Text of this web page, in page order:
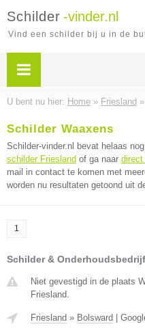
Schilder -vinder.nl
Vind een schilder bij u in de
U bent nu hier: Home » Friesland »
Schilder Waaxens
Schilder-vinder.nl bevat helaas
schilder Friesland of ga naar
mail in contact te komen met
worden nu resultaten getoond uit
1
Schilder &
Niet gevestigd in de plaats
Friesland.
Friesland » Bolsward